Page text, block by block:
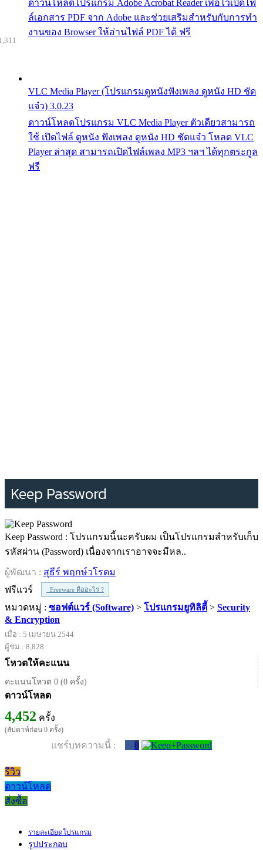
ดาวน์โหลดโปรแกรม Adobe Acrobat Reader เพื่อไว้เปิดไฟ
ล์เอกสาร PDF จาก Adobe และช่วยเสริมสำหรับกับการทำ
งานของ Browser ให้อ่านไฟล์ PDF ได้ ฟรี
VLC Media Player (โปรแกรมดูหนังฟังเพลง ดูหนัง HD ชัด
แจ๋ว) 3.0.23
ดาวน์โหลดโปรแกรม VLC Media Player ตัวเดียวสามารถ
ใช้ เปิดไฟล์ ดูหนัง ฟังเพลง ดูหนัง HD ชัดแจ๋ว โหลด VLC
Player ล่าสุด สามารถเปิดไฟล์เพลง MP3 ฯลฯ ได้ทุกตระกูล
ฟรี
Keep Password
Keep Password : โปรแกรมนี้นะครับผม เป็นโปรแกรมสำหรับเก็บ
รหัสผ่าน (Password) เนื่องจากเราอาจจะมีหล..
ผู้พัฒนา : สุธีร์ พฤกษ์วโรดม
ฟรีแวร์
Freeware คืออะไร ?
หมวดหมู่ : ซอฟต์แวร์ (Software) > โปรแกรมยูทิลิตี้ > Security
& Encryption
เมื่อ : 5 เมษายน 2544
ผู้ชม : 8,828
โหวตให้คะแนน
คะแนนโหวต 0 (0 ครั้ง)
ดาวน์โหลด
4,452 ครั้ง
(สัปดาห์ก่อน 0 ครั้ง)
แชร์บทความนี้ : 0
รีวิว
ดาวน์โหลด
สั่งซื้อ
รายละเอียดโปรแกรม
รูปประกอบ